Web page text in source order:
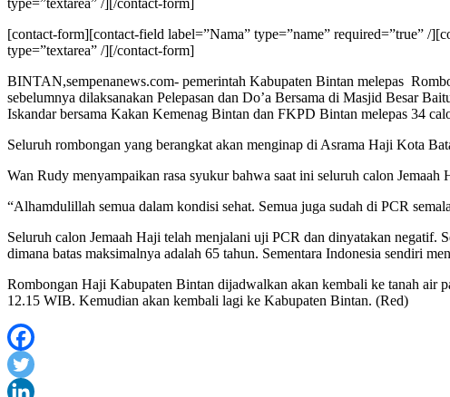
[contact-form][contact-field label=”Nama” type=”name” required=”true” /
type=”textarea” /][/contact-form]
BINTAN,sempenanews.com- pemerintah Kabupaten Bintan melepas
sebelumnya dilaksanakan Pelepasan dan Do’a Bersama di Masjid Besar
Iskandar bersama Kakan Kemenag Bintan dan FKPD Bintan melepas 34
Seluruh rombongan yang berangkat akan menginap di Asrama Haji Kota
Wan Rudy menyampaikan rasa syukur bahwa saat ini seluruh calon Jemaah
“Alhamdulillah semua dalam kondisi sehat. Semua juga sudah di PCR
Seluruh calon Jemaah Haji telah menjalani uji PCR dan dinyatakan negatif.
dimana batas maksimalnya adalah 65 tahun. Sementara Indonesia sendiri
Rombongan Haji Kabupaten Bintan dijadwalkan akan kembali ke tanah
12.15 WIB. Kemudian akan kembali lagi ke Kabupaten Bintan. (Red)